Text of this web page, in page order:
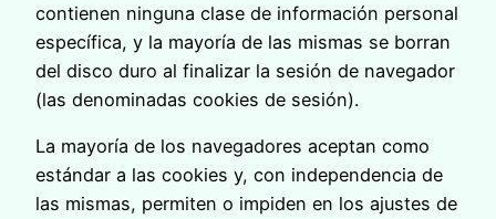
contienen ninguna clase de información personal
específica, y la mayoría de las mismas se borran
del disco duro al finalizar la sesión de navegador
(las denominadas cookies de sesión).
La mayoría de los navegadores aceptan como
estándar a las cookies y, con independencia de
las mismas, permiten o impiden en los ajustes de